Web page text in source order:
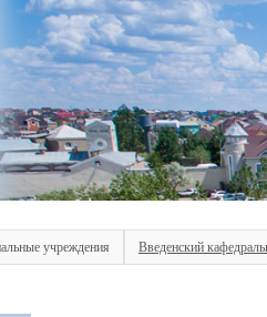
учреждения Введенский